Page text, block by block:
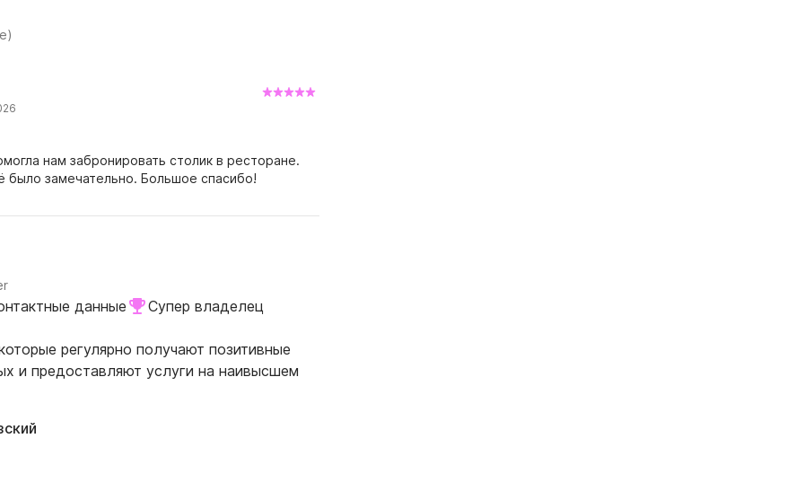
нам забронировать столик в ресторане.
было замечательно. Большое спасибо!
данные
Супер владелец
регулярно получают позитивные
и предоставляют услуги на наивысшем